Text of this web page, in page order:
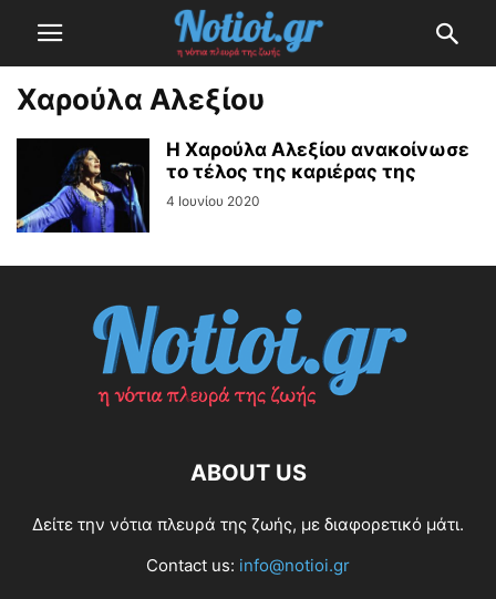
Χαρούλα Αλεξίου
Η Χαρούλα Αλεξίου ανακοίνωσε
το τέλος της καριέρας της
4 Ιουνίου 2020
ABOUT US
Δείτε την νότια πλευρά της ζωής, με διαφορετικό μάτι.
Contact us: info@notioi.gr